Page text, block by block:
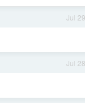
Jul 29
Jul 28